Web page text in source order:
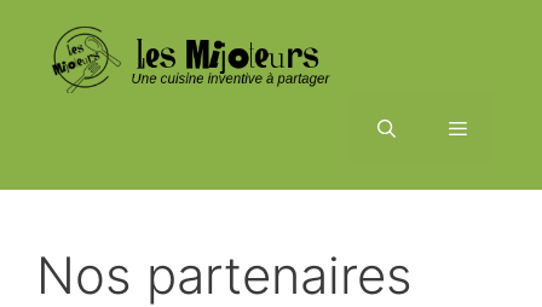
contenu
Nos partenaires